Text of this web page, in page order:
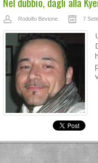
Rodolfo Bevione 7